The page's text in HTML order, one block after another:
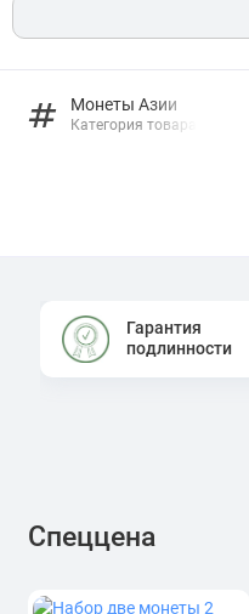
Монеты Азии
Категория товара
Гарантия
подлинности
Спеццена